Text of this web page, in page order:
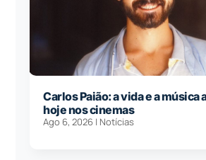
Carlos Paião: a vida e a música
hoje nos cinemas
Ago 6, 2026 | Notícias